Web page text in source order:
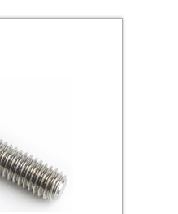
резьбой